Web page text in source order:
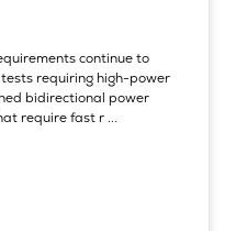
continue to
requiring high-power
bidirectional power
require fast r ...